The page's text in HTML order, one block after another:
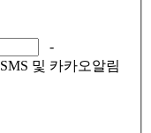
-
SMS 및 카카오알림